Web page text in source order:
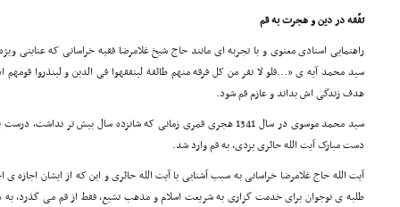
تفّقه در دین و هجرت به قم
راهنمایی استادی معنوی و با تجربه ای مانند حاج شیخ غلامرضا فقیه خراسانی که عنایتی
سید محمد آیه ی «...فلو لا نفر من کل فرقه منهم طائفة لیتفقهوا فی الدین و لینذروا قومهم
هدف زندگی اش بداند و عازم قم شود.
سید محمد موسوی در سال 1341 هجری قمری زمانی که شانزده سال بیش
دست مبارک آیت الله حائری یزدی، به قم وارد شد.
آیت الله حاج غلامرضا خراسانی به سبب آشنایی با آیت الله حائری و این که از ایشان اجازه
طلبه ی نوجوان برای خدمت گزاری به شریعت اسلام و مذهب تشیع، فقط از قم می گذرد، به